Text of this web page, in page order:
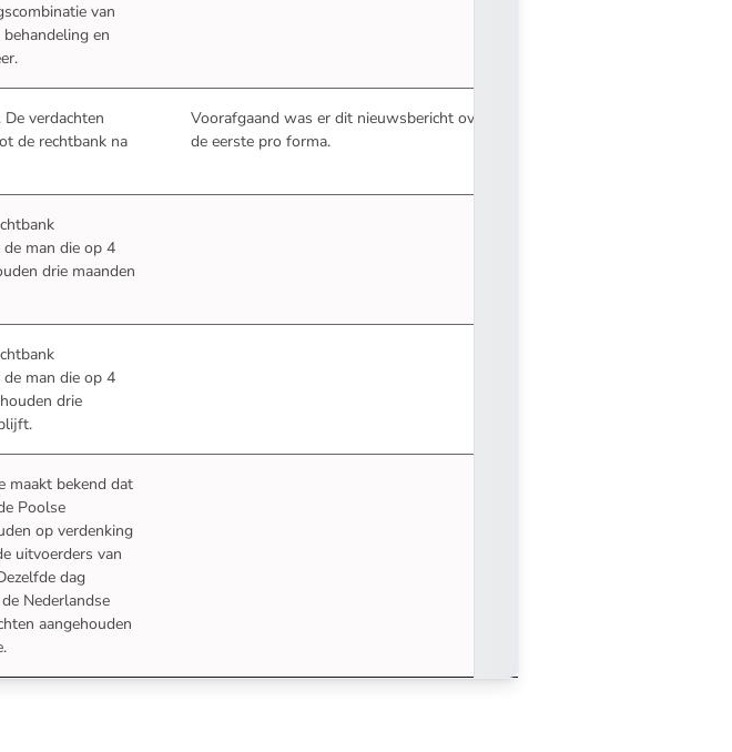
van
en
.
verdachten
de rechtbank na
Voorafgaand was er dit nieuwsbericht over
de eerste pro forma.
man die op 4
drie maanden
man die op 4
drie
maakt bekend dat
Poolse
op verdenking
uitvoerders van
dag
Nederlandse
aangehouden